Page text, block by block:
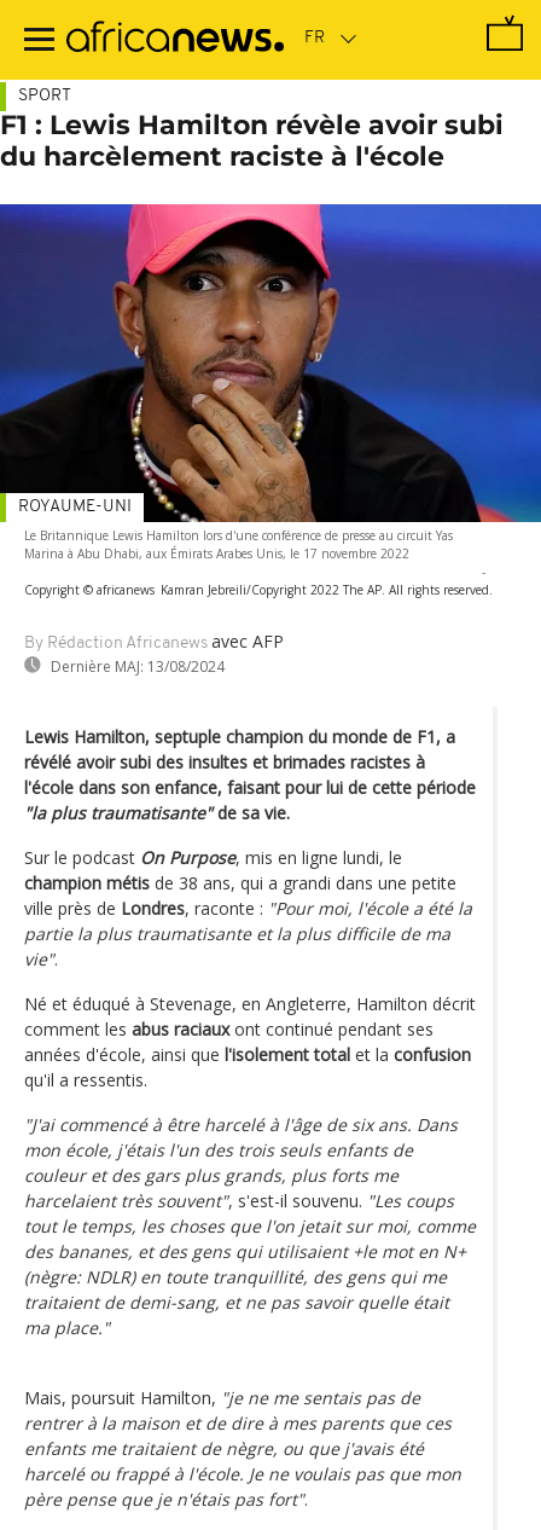
contenu
SPORT
F1 : Lewis Hamilton révèle avoir subi
du harcèlement raciste à l'école
Le Britannique Lewis Hamilton lors d'une conférence de presse au circuit Yas
Marina à Abu Dhabi, aux Émirats Arabes Unis, le 17 novembre 2022
-
Copyright © africanews Kamran Jebreili/Copyright 2022 The AP. All rights reserved.
By Rédaction Africanews avec AFP
Dernière MAJ: 13/08/2024
ROYAUME-UNI
Lewis Hamilton, septuple champion du monde de F1, a
révélé avoir subi des insultes et brimades racistes à
l'école dans son enfance, faisant pour lui de cette période
"la plus traumatisante"de sa vie.
Sur le podcast On Purpose, mis en ligne lundi, le
champion métis de 38 ans, qui a grandi dans une petite
ville près de Londres, raconte : "Pour moi, l'école a été la
partie la plus traumatisante et la plus difficile de ma
vie".
Né et éduqué à Stevenage, en Angleterre, Hamilton décrit
comment les abus raciauxont continué pendant ses
années d'école, ainsi que l'isolement total et la confusion
qu'il a ressentis.
"J'ai commencé à être harcelé à l'âge de six ans. Dans
mon école, j'étais l'un des trois seuls enfants de
couleur et des gars plus grands, plus forts me
harcelaient très souvent", s'est-il souvenu. "Les coups
tout le temps, les choses que l'on jetait sur moi, comme
des bananes, et des gens qui utilisaient +le mot en N+
(nègre: NDLR) en toute tranquillité, des gens qui me
traitaient de demi-sang, et ne pas savoir quelle était
ma place."
Mais, poursuit Hamilton, "je ne me sentais pas de
rentrer à la maison et de dire à mes parents que ces
enfants me traitaient de nègre, ou que j'avais été
harcelé ou frappé à l'école. Je ne voulais pas que mon
père pense que je n'étais pas fort".